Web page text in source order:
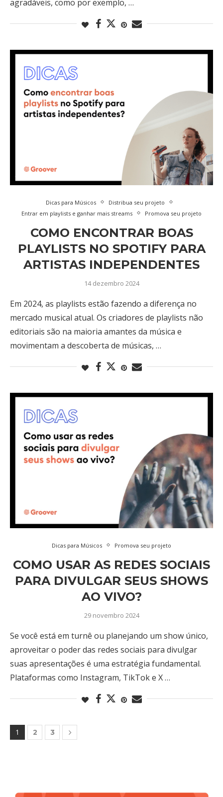
agradáveis, como por exemplo, …
Dicas para Músicos
Distribua seu projeto
Entrar em playlists e ganhar mais streams
Promova seu projeto
COMO ENCONTRAR BOAS
PLAYLISTS NO SPOTIFY PARA
ARTISTAS INDEPENDENTES
14 dezembro 2024
Em 2024, as playlists estão fazendo a diferença no
mercado musical atual. Os criadores de playlists não
editoriais são na maioria amantes da música e
movimentam a descoberta de músicas, …
Dicas para Músicos Promova seu projeto
COMO USAR AS REDES SOCIAIS
PARA DIVULGAR SEUS SHOWS
AO VIVO?
29 novembro 2024
Se você está em turnê ou planejando um show único,
aproveitar o poder das redes sociais para divulgar
suas apresentações é uma estratégia fundamental.
Plataformas como Instagram, TikTok e X …
1 2 3